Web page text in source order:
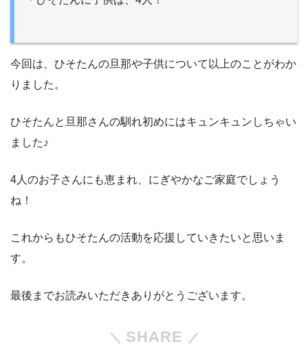
今回は、ひそたんの旦那や子供について以上のことがわか
りました。
ひそたんと旦那さんの馴れ初めにはキュンキュンしちゃい
ました♪
4人のお子さんにも恵まれ、にぎやかなご家庭でしょう
ね！
これからもひそたんの活動を応援していきたいと思いま
す。
最後までお読みいただきありがとうございます。
SHARE